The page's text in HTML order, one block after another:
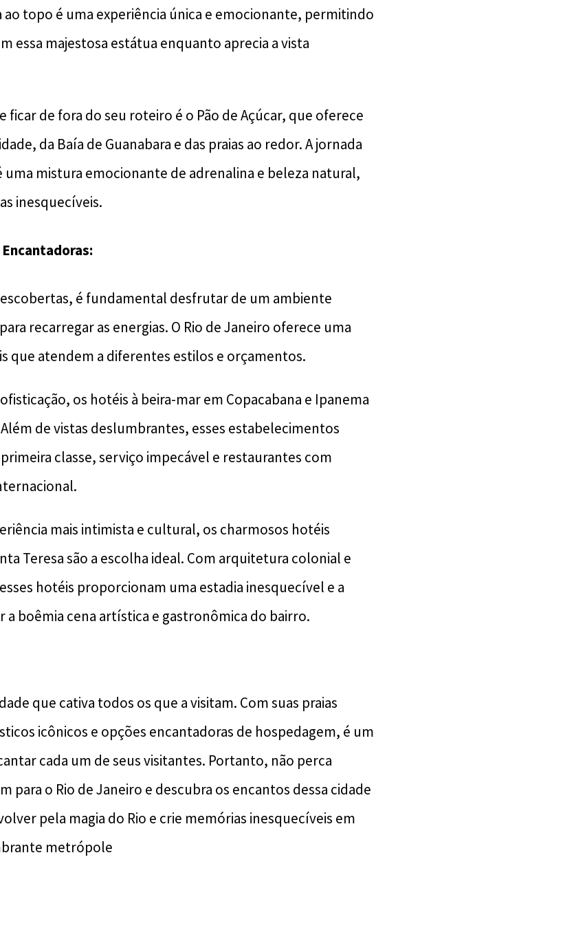
ao topo é uma experiência única e emocionante, permitindo
essa majestosa estátua enquanto aprecia a vista
ficar de fora do seu roteiro é o Pão de Açúcar, que oferece
da Baía de Guanabara e das praias ao redor. A jornada
mistura emocionante de adrenalina e beleza natural,
inesquecíveis.
é fundamental desfrutar de um ambiente
recarregar as energias. O Rio de Janeiro oferece uma
que atendem a diferentes estilos e orçamentos.
os hotéis à beira-mar em Copacabana e Ipanema
de vistas deslumbrantes, esses estabelecimentos
classe, serviço impecável e restaurantes com
mais intimista e cultural, os charmosos hotéis
Teresa são a escolha ideal. Com arquitetura colonial e
hotéis proporcionam uma estadia inesquecível e a
boêmia cena artística e gastronômica do bairro.
que cativa todos os que a visitam. Com suas praias
icônicos e opções encantadoras de hospedagem, é um
cada um de seus visitantes. Portanto, não perca
para o Rio de Janeiro e descubra os encantos dessa cidade
pela magia do Rio e crie memórias inesquecíveis em
metrópole